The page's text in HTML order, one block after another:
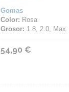
Gomas
Color: Rosa
Grosor: 1.8, 2.0, Max
54,90 €